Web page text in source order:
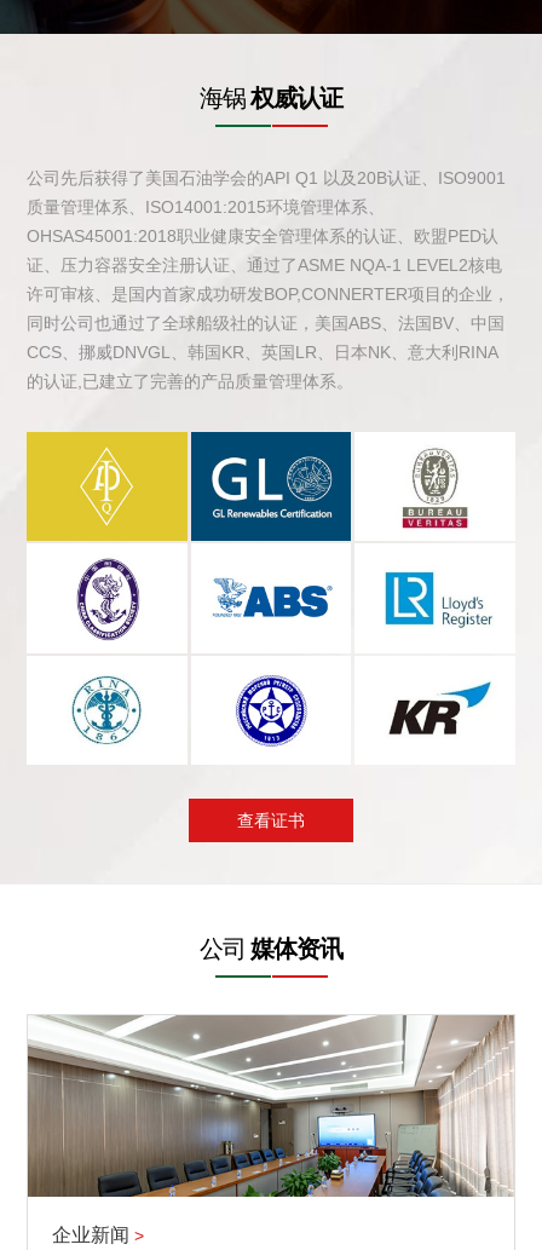
海锅权威认证
公司先后获得了美国石油学会的API Q1 以及20B认证、ISO9001
质量管理体系、ISO14001:2015环境管理体系、
OHSAS45001:2018职业健康安全管理体系的认证、欧盟PED认
证、压力容器安全注册认证、通过了ASME NQA-1 LEVEL2核电
许可审核、是国内首家成功研发BOP,CONNERTER项目的企业，
同时公司也通过了全球船级社的认证，美国ABS、法国BV、中国
CCS、挪威DNVGL、韩国KR、英国LR、日本NK、意大利RINA
的认证,已建立了完善的产品质量管理体系。
查看证书
公司 媒体资讯
企业新闻 >